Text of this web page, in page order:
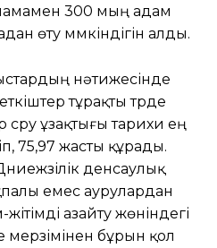
300 мың адам
өту мүмкіндігін алды.
нәтижесінде
тұрақты түрде
ұзақтығы тарихи ең
75,97 жасты құрады.
денсаулық
емес аурулардан
азайту жөніндегі
мерзімінен бұрын қол